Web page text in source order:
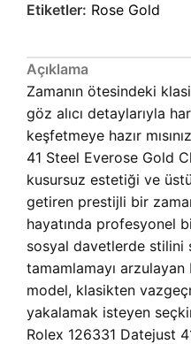
Etiketler: Rose Gold
Açıklama
Zamanın ötesindeki
göz alıcı detaylarıyla
keşfetmeye hazır
41 Steel Everose Gold
kusursuz estetiği ve
getiren prestijli bir
hayatında profesyonel
sosyal davetlerde stilini
tamamlamayı
model, klasikten
yakalamak isteyen
Rolex 126331 Datejust